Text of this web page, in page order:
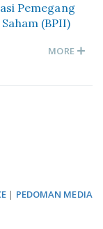
Pemegang
(BPII)
MORE
| PEDOMAN MEDIA